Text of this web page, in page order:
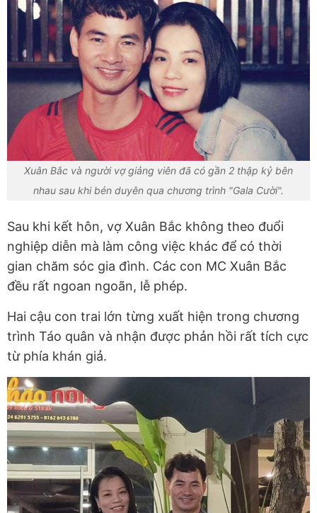
Xuân Bắc và người vợ giảng viên đã có gần 2 thập kỷ bên
nhau sau khi bén duyên qua chương trình "Gala Cười".
Sau khi kết hôn, vợ Xuân Bắc không theo đuổi
nghiệp diễn mà làm công việc khác để có thời
gian chăm sóc gia đình. Các con MC Xuân Bắc
đều rất ngoan ngoãn, lễ phép.
Hai cậu con trai lớn từng xuất hiện trong chương
trình Táo quân và nhận được phản hồi rất tích cực
từ phía khán giả.